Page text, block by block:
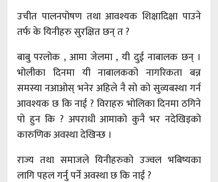
उचीत पालनपोषण तथा आवश्यक शिक्षादिक्षा पाउने
तर्फ के यिनीहरु सुरक्षित छन् त ?
बाबु परलोक , आमा जेलमा , यी दुई नाबालक छन् ।
भोलीका दिनमा यी नाबालकको नागरिकता बन्न
समस्या नआओस् भनेर अहिले नै सो को सुव्यबस्था गर्न
आवश्यक छ कि नाई ? विराहरु भोलिका दिनमा ठगिने
पो हुन कि ? अपराधी आमाको कुनै भर नदेखिइको
कारुणिक अवस्था देखिन्छ ।
राज्य तथा समाजले यिनीहरुको उज्वल भबिष्यका
लागि पहल गर्नु पर्ने अवस्था छ कि नाई ?